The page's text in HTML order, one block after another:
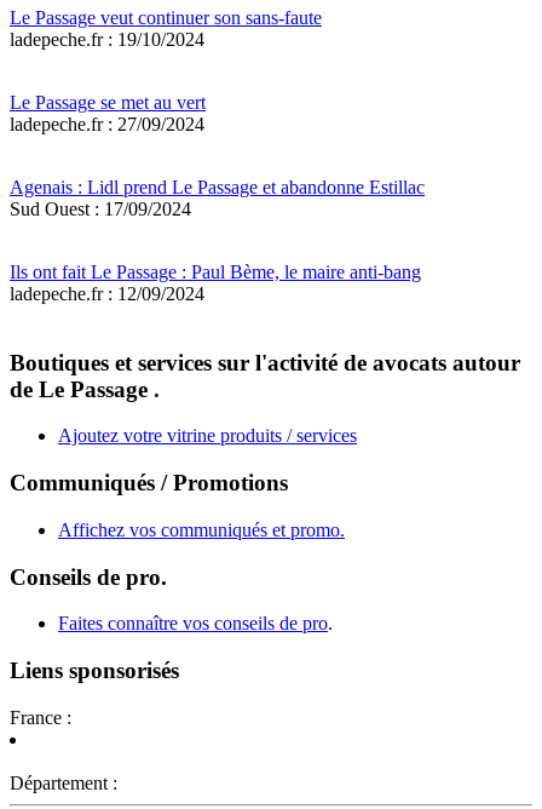
Le Passage veut continuer son sans-faute
ladepeche.fr : 19/10/2024
Le Passage se met au vert
ladepeche.fr : 27/09/2024
Agenais : Lidl prend Le Passage et abandonne Estillac
Sud Ouest : 17/09/2024
Ils ont fait Le Passage : Paul Bème, le maire anti-bang
ladepeche.fr : 12/09/2024
Boutiques et services sur l'activité de avocats autour
de Le Passage .
Ajoutez votre vitrine produits / services
Communiqués / Promotions
Affichez vos communiqués et promo.
Conseils de pro.
Faites connaître vos conseils de pro.
Liens sponsorisés
France :
Département :